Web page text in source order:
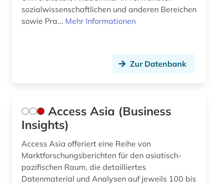
bundeshaushaltsrecht (1)
börseninformation (2)
börsenkurs (2)
börsennotierte unternehmen (1)
sozialwissenschaftlichen und anderen Bereichen
sowie Pra... Mehr Informationen
Zur Datenbank
Access Asia (Business
Insights)
Access Asia offeriert eine Reihe von
Marktforschungsberichten für den asiatisch-
pazifischen Raum, die detailliertes
Datenmaterial und Analysen auf jeweils 100 bis